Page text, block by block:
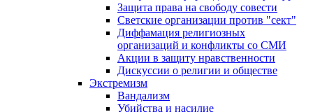
Защита права на свободу совести
Светские организации против "сект"
Диффамация религиозных
организаций и конфликты со СМИ
Акции в защиту нравственности
Дискуссии о религии и обществе
Экстремизм
Вандализм
Убийства и насилие